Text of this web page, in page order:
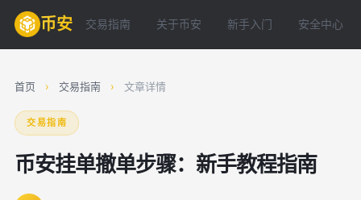
币安 交易指南 关于币安 新手入门 安全中心
首页 › 交易指南 › 文章详情
交易指南
币安挂单撤单步骤：新手教程指南